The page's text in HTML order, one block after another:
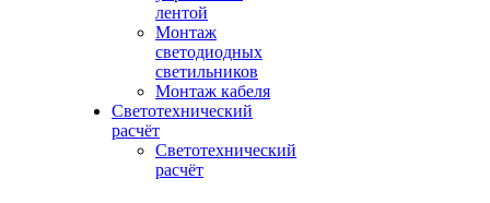
лентой
Монтаж
светодиодных
светильников
Монтаж кабеля
Светотехнический
расчёт
Светотехнический
расчёт